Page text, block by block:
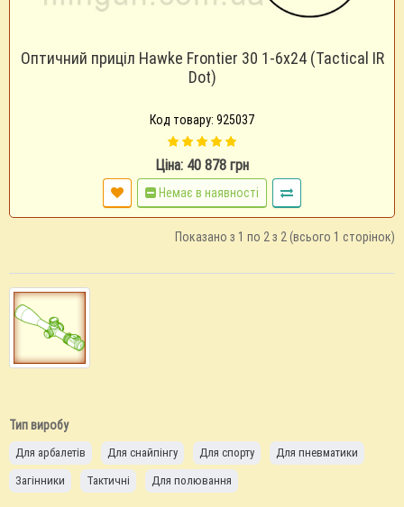
Оптичний приціл Hawke Frontier 30 1-6x24 (Tactical IR
Dot)
Код товару: 925037
Ціна: 40 878 грн
Немає в наявності
Показано з 1 по 2 з 2 (всього 1 сторінок)
Тип виробу
Для арбалетів Для снайпінгу Для спорту
Для пневматики
Загінники
Тактичні Для полювання